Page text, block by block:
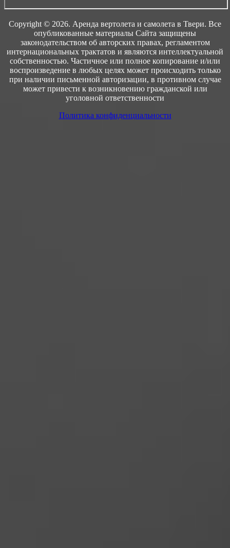
Copyright © 2026. Аренда вертолета и самолета в Твери. Все
опубликованные материалы Сайта защищены
законодательством об авторских правах, регламентом
интернациональных трактатов и являются интеллектуальной
собственностью. Частичное или полное копирование и/или
воспроизведение в любых целях может происходить только
при наличии письменной авторизации, в противном случае
может привести к возникновению гражданской или
уголовной ответственности
Политика конфиденциальности